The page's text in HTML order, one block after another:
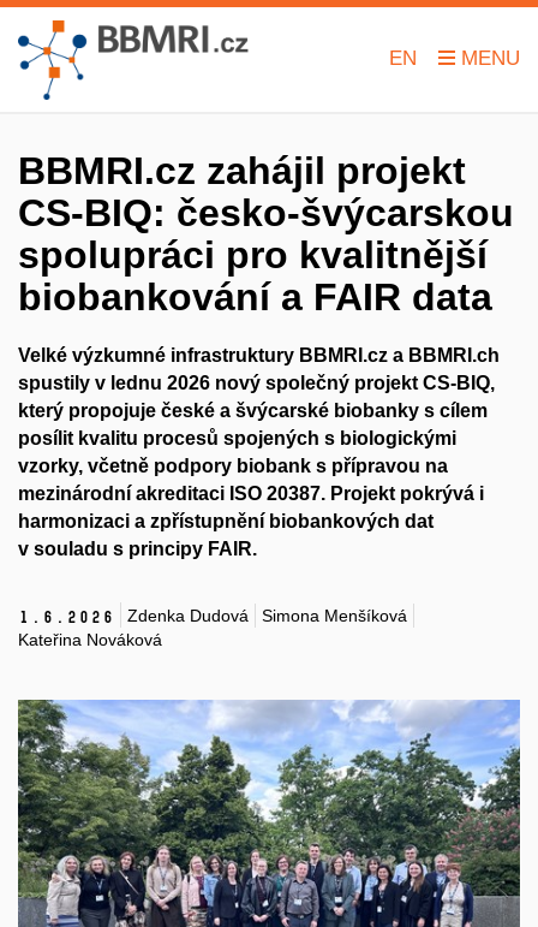
EN
BBMRI.cz zahájil projekt
CS-BIQ: česko-švýcarskou
spolupráci pro kvalitnější
biobankování a FAIR data
Velké výzkumné infrastruktury BBMRI.cz a BBMRI.ch
spustily v lednu 2026 nový společný projekt CS-BIQ,
který propojuje české a švýcarské biobanky s cílem
posílit kvalitu procesů spojených s biologickými
vzorky, včetně podpory biobank s přípravou na
mezinárodní akreditaci ISO 20387. Projekt pokrývá i
harmonizaci a zpřístupnění biobankových dat
v souladu s principy FAIR.
1. 6. 2026 Zdenka Dudová
Simona Menšíková
Kateřina Nováková